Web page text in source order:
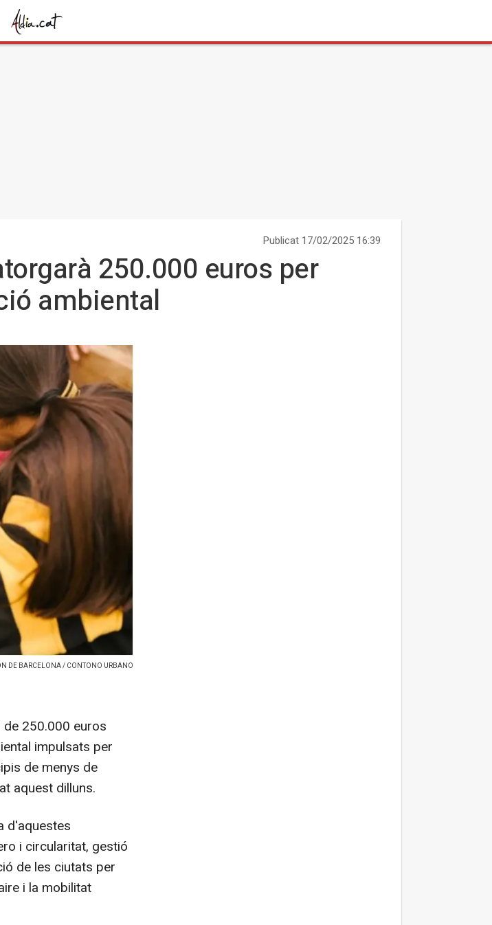
Publicat 17/02/2025 16:39
250.000 euros per
ambiental
DE BARCELONA / CONTONO URBANO
250.000 euros
impulsats per
de menys de
aquest dilluns.
d'aquestes
i circularitat, gestió
de les ciutats per
i la mobilitat